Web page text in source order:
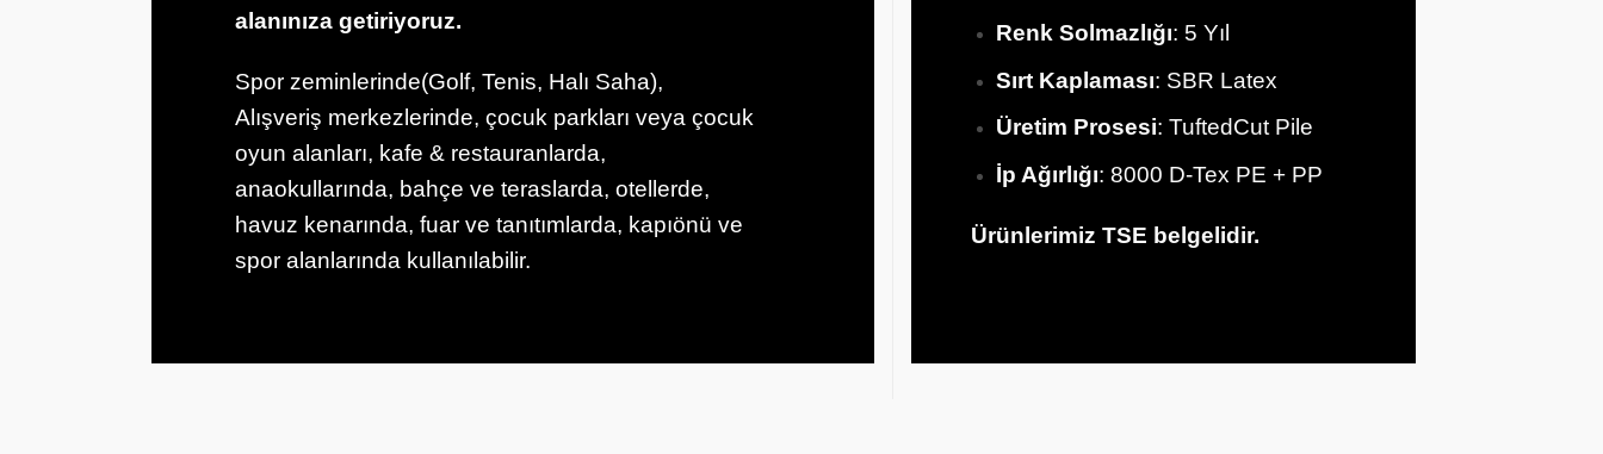
alanınıza getiriyoruz.
Spor zeminlerinde(Golf, Tenis, Halı Saha),
Alışveriş merkezlerinde, çocuk parkları veya çocuk
oyun alanları, kafe & restauranlarda,
anaokullarında, bahçe ve teraslarda, otellerde,
havuz kenarında, fuar ve tanıtımlarda, kapıönü ve
spor alanlarında kullanılabilir.
Renk Solmazlığı: 5 Yıl
Sırt Kaplaması: SBR Latex
Üretim Prosesi: TuftedCut Pile
İp Ağırlığı: 8000 D-Tex PE + PP
Ürünlerimiz TSE belgelidir.